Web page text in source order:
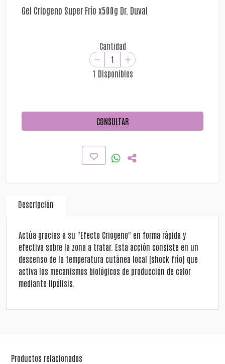
Gel Criogeno Super Frío x500g Dr. Duval
Cantidad
1 Disponibles
CONSULTAR
Descripción
Actúa gracias a su "Efecto Criogeno" en forma rápida y
efectiva sobre la zona a tratar. Esta acción consiste en un
descenso de la temperatura cutánea local (shock frío) que
activa los mecanismos biológicos de producción de calor
mediante lipólisis.
Productos relacionados